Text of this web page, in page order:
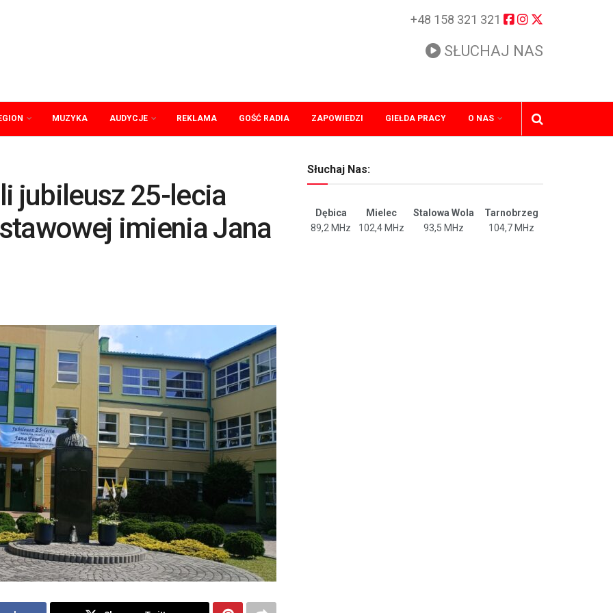
+48 158 321 321
SŁUCHAJ NAS
MUZYKA AUDYCJE REKLAMA GOŚĆ RADIA ZAPOWIEDZI GIEŁDA PRACY O NAS
jubileusz 25-lecia
imienia Jana
Słuchaj Nas:
Dębica Mielec Stalowa Wola
Tarnobrzeg
89,2 MHz
102,4 MHz 93,5 MHz 104,7 MHz